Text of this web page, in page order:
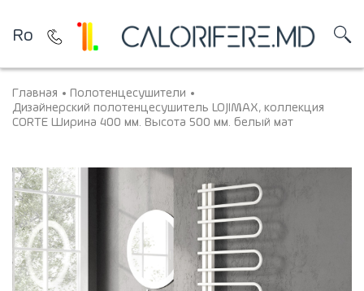
Ro
Главная
Полотенцесушители
Дизайнерский полотенцесушитель LOJIMAX, коллекция
CORTE Ширина 400 мм. Высота 500 мм. белый мат